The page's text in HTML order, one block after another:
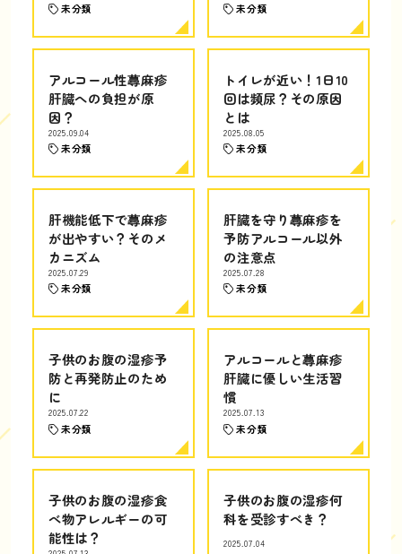
未分類 未分類
アルコール性蕁麻疹
肝臓への負担が原
因？
2025.09.04
未分類
トイレが近い！1日10
回は頻尿？その原因
とは
2025.08.05
未分類
肝機能低下で蕁麻疹
が出やすい？そのメ
カニズム
2025.07.29
未分類
肝臓を守り蕁麻疹を
予防アルコール以外
の注意点
2025.07.28
未分類
子供のお腹の湿疹予
防と再発防止のため
に
2025.07.22
未分類
アルコールと蕁麻疹
肝臓に優しい生活習
慣
2025.07.13
未分類
子供のお腹の湿疹食
べ物アレルギーの可
能性は？
子供のお腹の湿疹何
科を受診すべき？
2025.07.04